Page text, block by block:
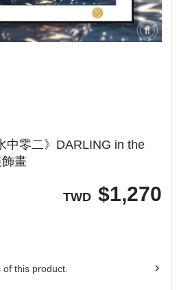
中零二》DARLING in the
畫
TWD $1,270
of this product.